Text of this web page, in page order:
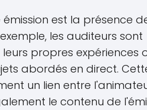
est la présence
les auditeurs sont
propres expériences
abordés en direct.
un lien entre
le contenu de